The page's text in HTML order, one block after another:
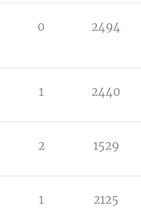
0 2494
1 2440
2 1529
1 2125